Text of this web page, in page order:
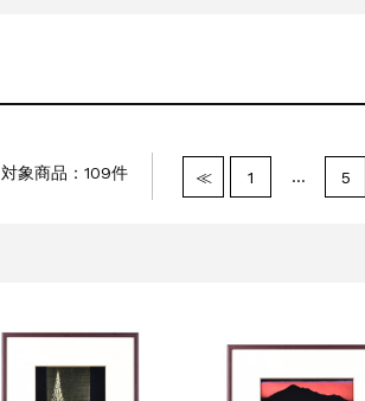
≪ 1 … 5
対象商品：109件